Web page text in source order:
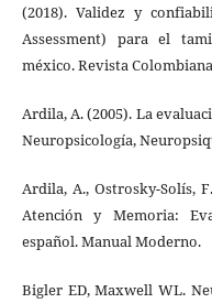
(2018). Validez y
Assessment) para el
méxico. Revista
Ardila, A. (2005). La
Neuropsicología,
Ardila, A., Ostrosky-Solís,
Atención y Memoria:
español. Manual Moderno.
Bigler ED, Maxwell WL.